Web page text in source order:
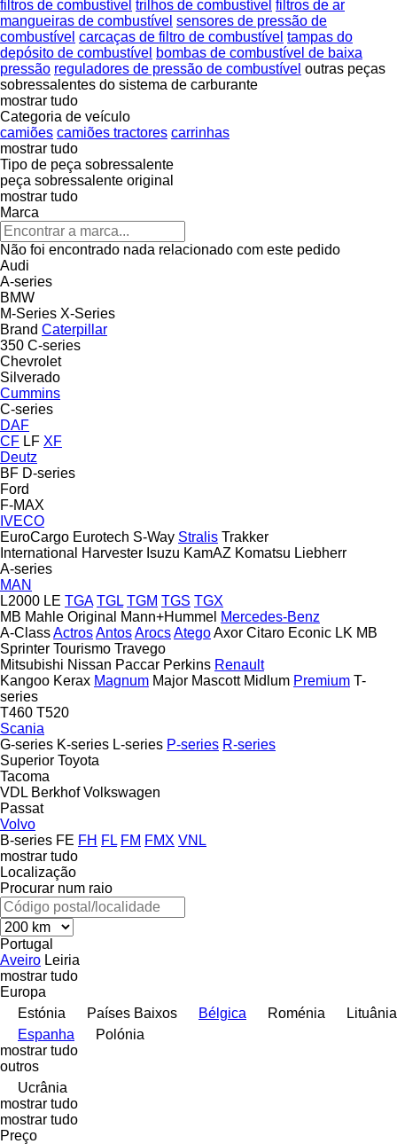
filtros de combustível trilhos de combustível filtros de ar
mangueiras de combustível sensores de pressão de
combustível carcaças de filtro de combustível tampas do
depósito de combustível bombas de combustível de baixa
pressão reguladores de pressão de combustível outras peças
sobressalentes do sistema de carburante
mostrar tudo
Categoria de veículo
camiões camiões tractores carrinhas
mostrar tudo
Tipo de peça sobressalente
peça sobressalente original
mostrar tudo
Marca
Não foi encontrado nada relacionado com este pedido
Audi
A-series
BMW
M-Series X-Series
Brand Caterpillar
350 C-series
Chevrolet
Silverado
Cummins
C-series
DAF
CF LF XF
Deutz
BF D-series
Ford
F-MAX
IVECO
EuroCargo Eurotech S-Way Stralis Trakker
International Harvester Isuzu KamAZ Komatsu Liebherr
A-series
MAN
L2000 LE TGA TGL TGM TGS TGX
MB Mahle Original Mann+Hummel Mercedes-Benz
A-ClassActrosAntosArocsAtegoAxor Citaro Econic LK MB
Sprinter Tourismo Travego
Mitsubishi Nissan Paccar Perkins Renault
Kangoo Kerax Magnum Major Mascott Midlum Premium T-
series
T460 T520
Scania
G-series K-series L-series P-series R-series
Superior Toyota
Tacoma
VDL Berkhof Volkswagen
Passat
Volvo
B-series FE FH FL FM FMX VNL
mostrar tudo
Localização
Procurar num raio
Portugal
Aveiro Leiria
mostrar tudo
Europa
Estónia
Países Baixos Bélgica Roménia
Lituânia
Espanha
Polónia
mostrar tudo
outros
Ucrânia
mostrar tudo
mostrar tudo
Preço